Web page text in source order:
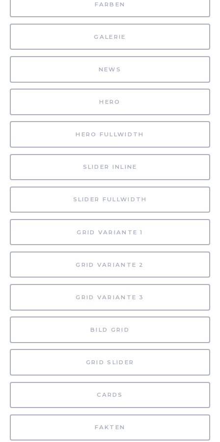
FARBEN
GALERIE
NEWS
HERO
HERO FULLWIDTH
SLIDER INLINE
SLIDER FULLWIDTH
GRID VARIANTE 1
GRID VARIANTE 2
GRID VARIANTE 3
BILD GRID
GRID SLIDER
CARDS
FAKTEN